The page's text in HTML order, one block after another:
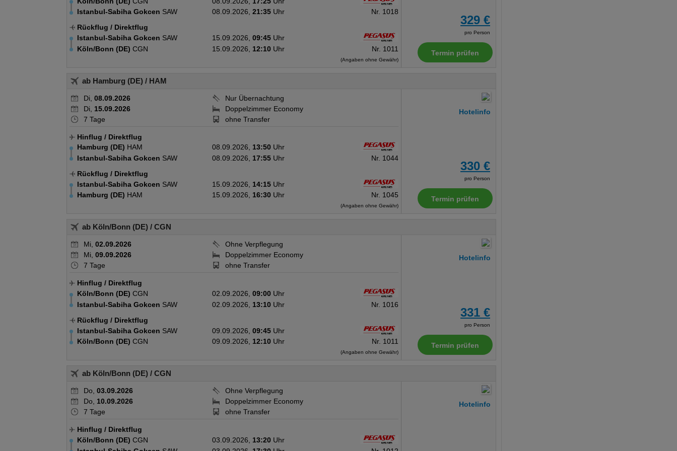
Istanbul-Sabiha Gokcen SAW 08.09.2026, 21:35 Uhr
Nr. 1018
Rückflug / Direktflug
Istanbul-Sabiha Gokcen SAW 15.09.2026, 09:45 Uhr
Köln/Bonn (DE) CGN 15.09.2026, 12:10 Uhr Nr. 1011
(Angaben ohne Gewähr)
329 €
pro Person
Termin prüfen
ab Hamburg (DE) / HAM
Di, 08.09.2026
Di, 15.09.2026
7 Tage
Nur Übernachtung
Doppelzimmer Economy
ohne Transfer
Hinflug / Direktflug
Hamburg (DE) HAM 08.09.2026, 13:50 Uhr
Istanbul-Sabiha Gokcen SAW 08.09.2026, 17:55 Uhr
Nr. 1044
Rückflug / Direktflug
Istanbul-Sabiha Gokcen SAW 15.09.2026, 14:15 Uhr
Hamburg (DE) HAM 15.09.2026, 16:30 Uhr Nr. 1045
(Angaben ohne Gewähr)
Hotelinfo
330 €
pro Person
Termin prüfen
ab Köln/Bonn (DE) / CGN
Mi, 02.09.2026
Mi, 09.09.2026
7 Tage
Ohne Verpflegung
Doppelzimmer Economy
ohne Transfer
Hinflug / Direktflug
Köln/Bonn (DE) CGN 02.09.2026, 09:00 Uhr
Istanbul-Sabiha Gokcen SAW 02.09.2026, 13:10 Uhr
Nr. 1016
Rückflug / Direktflug
Istanbul-Sabiha Gokcen SAW 09.09.2026, 09:45 Uhr
Köln/Bonn (DE) CGN 09.09.2026, 12:10 Uhr Nr. 1011
(Angaben ohne Gewähr)
Hotelinfo
331 €
pro Person
Termin prüfen
ab Köln/Bonn (DE) / CGN
Do, 03.09.2026
Do, 10.09.2026
7 Tage
Ohne Verpflegung
Doppelzimmer Economy
ohne Transfer
Hinflug / Direktflug
Köln/Bonn (DE) CGN 03.09.2026, 13:20 Uhr
Hotelinfo